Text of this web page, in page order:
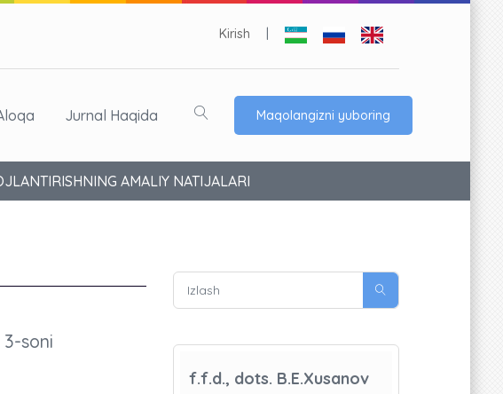
Kirish
Jurnal Haqida Maqolangizni yuboring
AMALIY NATIJALARI
soni
f.f.d., dots. B.E.Xusanov